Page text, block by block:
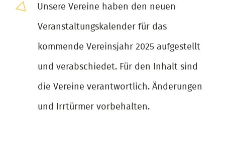
Unsere Vereine haben den neuen
Veranstaltungskalender für das
kommende Vereinsjahr 2025 aufgestellt
und verabschiedet. Für den Inhalt sind
die Vereine verantwortlich. Änderungen
und Irrtürmer vorbehalten.